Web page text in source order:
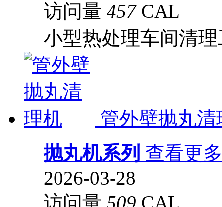
访问量 457 CAL
小型热处理车间清
管外壁抛丸清
抛丸机系列 查看更多
2026-03-28
访问量 509 CAL